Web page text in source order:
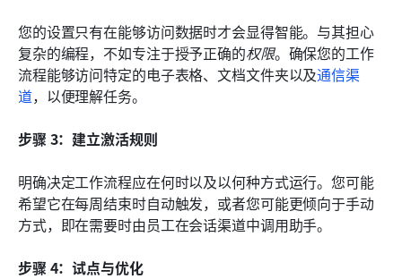
您的设置只有在能够访问数据时才会显得智能。与其担心
复杂的编程，不如专注于授予正确的权限。确保您的工作
流程能够访问特定的电子表格、文档文件夹以及通信渠
道，以便理解任务。
步骤 3：建立激活规则
明确决定工作流程应在何时以及以何种方式运行。您可能
希望它在每周结束时自动触发，或者您可能更倾向于手动
方式，即在需要时由员工在会话渠道中调用助手。
步骤 4：试点与优化